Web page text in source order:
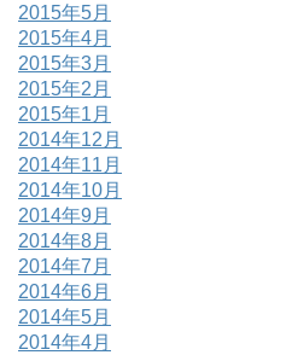
2015年5月
2015年4月
2015年3月
2015年2月
2015年1月
2014年12月
2014年11月
2014年10月
2014年9月
2014年8月
2014年7月
2014年6月
2014年5月
2014年4月